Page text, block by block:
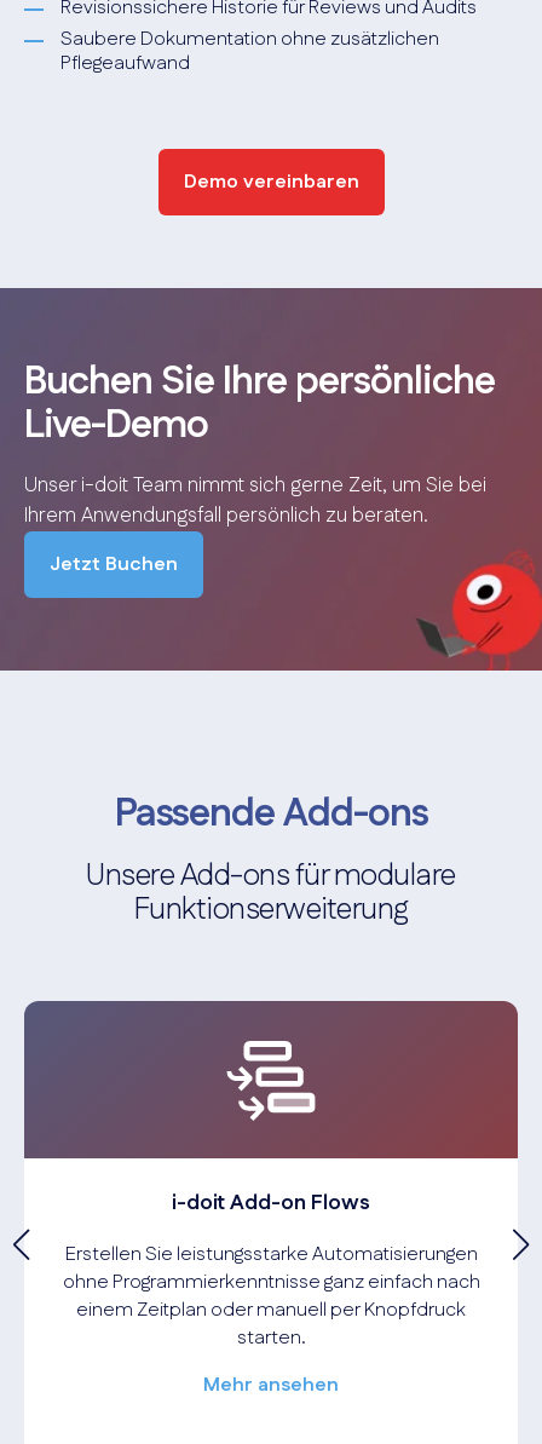
Revisionssichere Historie für Reviews und Audits
Saubere Dokumentation ohne zusätzlichen
Pflegeaufwand
Demo vereinbaren
Buchen Sie Ihre persönliche
Live-Demo
Unser i-doit Team nimmt sich gerne Zeit, um Sie bei
Ihrem Anwendungsfall persönlich zu beraten.
Jetzt Buchen
Passende Add-ons
Unsere Add-ons für modulare
Funktionserweiterung
i-doit Add-on Flows
Erstellen Sie leistungsstarke Automatisierungen
ohne Programmierkenntnisse ganz einfach nach
einem Zeitplan oder manuell per Knopfdruck
starten.
Mehr ansehen